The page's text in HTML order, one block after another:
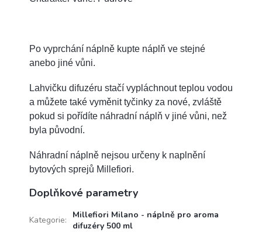
Po vyprchání náplně kupte náplň ve stejné
anebo jiné vůni.
Lahvičku difuzéru stačí vypláchnout teplou vodou
a můžete také vyměnit tyčinky za nové, zvláště
pokud si pořídíte náhradní náplň v jiné vůni, než
byla původní.
Náhradní náplně nejsou určeny k naplnění
bytových sprejů Millefiori.
Doplňkové parametry
Kategorie:
Millefiori Milano - náplně pro aroma
difuzéry 500 ml